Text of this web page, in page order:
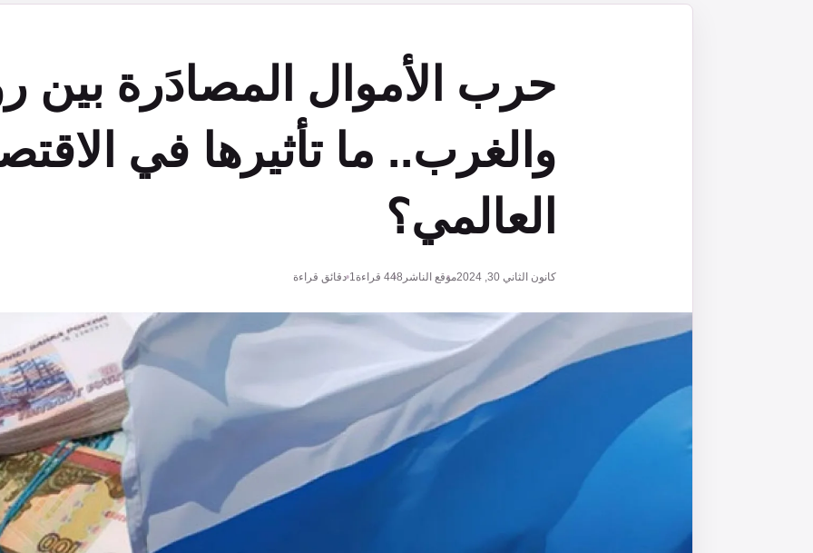
حرب الأموال المصادَرة بين
والغرب.. ما تأثيرها في
العالمي؟
كانون الثاني 30, 2024 موقع الناشر 448 قراءة1 دقائق قراءة